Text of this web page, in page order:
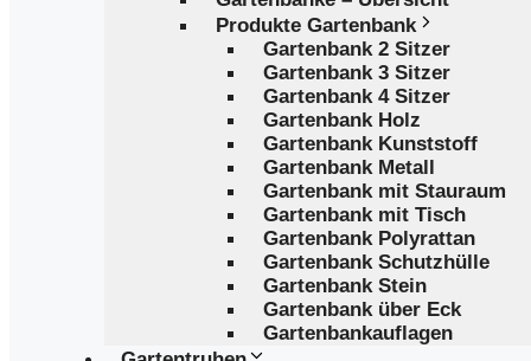
Produkte Gartenbank
Gartenbank 2 Sitzer
Gartenbank 3 Sitzer
Gartenbank 4 Sitzer
Gartenbank Holz
Gartenbank Kunststoff
Gartenbank Metall
Gartenbank mit Stauraum
Gartenbank mit Tisch
Gartenbank Polyrattan
Gartenbank Schutzhülle
Gartenbank Stein
Gartenbank über Eck
Gartenbankauflagen